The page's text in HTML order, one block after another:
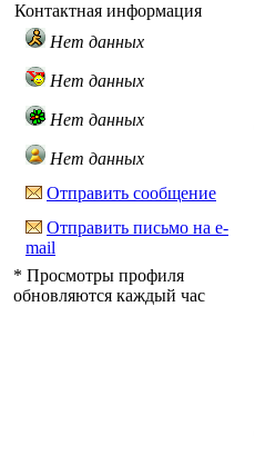
Контактная информация
Нет данных
Нет данных
Нет данных
Нет данных
Отправить сообщение
Отправить письмо на e-
mail
* Просмотры профиля
обновляются каждый час